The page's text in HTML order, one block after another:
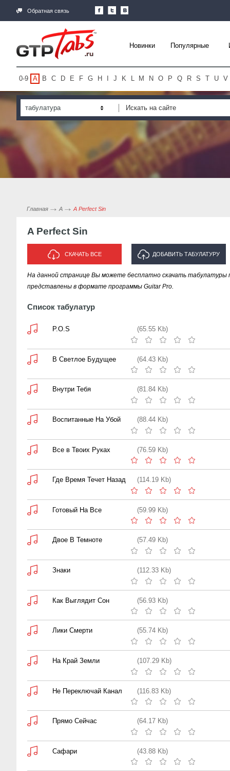
Обратная связь
Новинки Популярные
0-9 A B C D E F G H J K L M N O P Q R S T U V
табулатура
Главная A A Perfect Sin
A Perfect Sin
СКАЧАТЬ ВСЕ ДОБАВИТЬ ТАБУЛАТУРУ
ИСПОЛНИТЕЛЯ "A PERFECT SIN"
На данной странице Вы можете бесплатно скачать табулатуры
представлены в формате программы Guitar Pro.
Список табулатур
P.O.S (65.55 Kb)
В Светлое Будущее (64.43 Kb)
Внутри Тебя (81.84 Kb)
Воспитанные На Убой (88.44 Kb)
Все в Твоих Руках (76.59 Kb)
Где Время Течет Назад (114.19 Kb)
Готовый На Все (59.99 Kb)
Двое В Темноте (57.49 Kb)
Знаки (112.33 Kb)
Как Выглядит Сон (56.93 Kb)
Лики Смерти (55.74 Kb)
На Край Земли (107.29 Kb)
Не Переключай Канал (116.83 Kb)
Прямо Сейчас (64.17 Kb)
Сафари (43.88 Kb)